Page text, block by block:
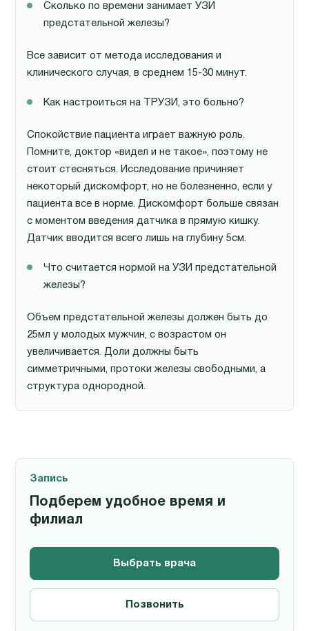
Запись
Подберем удобное время и
филиал
Выбрать врача
Позвонить
Сколько по времени занимает УЗИ
предстательной железы?
Все зависит от метода исследования и
клинического случая, в среднем 15-30 минут.
Как настроиться на ТРУЗИ, это больно?
Спокойствие пациента играет важную роль.
Помните, доктор «видел и не такое», поэтому не
стоит стесняться. Исследование причиняет
некоторый дискомфорт, но не болезненно, если у
пациента все в норме. Дискомфорт больше связан
с моментом введения датчика в прямую кишку.
Датчик вводится всего лишь на глубину 5см.
Что считается нормой на УЗИ предстательной
железы?
Объем предстательной железы должен быть до
25мл у молодых мужчин, с возрастом он
увеличивается. Доли должны быть
симметричными, протоки железы свободными, а
структура однородной.